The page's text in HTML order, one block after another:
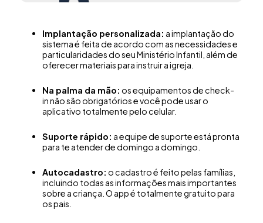
Implantação personalizada: a implantação do
sistema é feita de acordo com as necessidades e
particularidades do seu Ministério Infantil, além de
oferecer materiais para instruir a igreja.
Na palma da mão: os equipamentos de check-
in não são obrigatórios e você pode usar o
aplicativo totalmente pelo celular.
Suporte rápido: a equipe de suporte está pronta
para te atender de domingo a domingo.
Autocadastro: o cadastro é feito pelas famílias,
incluindo todas as informações mais importantes
sobre a criança. O app é totalmente gratuito para
os pais.